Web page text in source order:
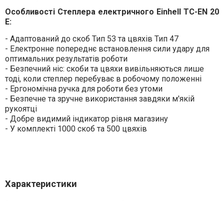
Особливості Степлера електричного Einhell TC-EN 20
E:
- Адаптований до скоб Тип 53 та цвяхів Тип 47
- Електронне попереднє встановлення сили удару для
оптимальних результатів роботи
- Безпечний ніс: скоби та цвяхи вивільняються лише
тоді, коли степлер перебуває в робочому положенні
- Ергономічна ручка для роботи без утоми
- Безпечне та зручне використання завдяки м'якій
рукоятці
- Добре видимий індикатор рівня магазину
- У комплекті 1000 скоб та 500 цвяхів
Характеристики